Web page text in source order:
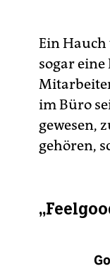
Ein
sogar
im Büro
gewesen,
gehören,